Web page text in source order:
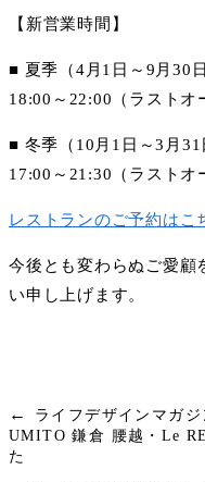
【新営業時間】
■ 夏季（4月1日～9月30日
18:00～22:00（ラストオ
■ 冬季（10月1日～3月31
17:00～21:30（ラストオ
レストランのご予約はこ
今後とも変わらぬご愛顧
い申し上げます。
←
ライフデザインマガ
UMITO 鎌倉 腰越・Le
た